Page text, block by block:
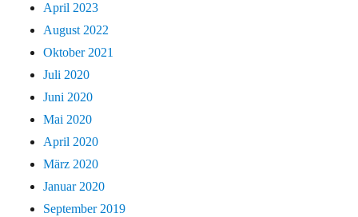
April 2023
August 2022
Oktober 2021
Juli 2020
Juni 2020
Mai 2020
April 2020
März 2020
Januar 2020
September 2019